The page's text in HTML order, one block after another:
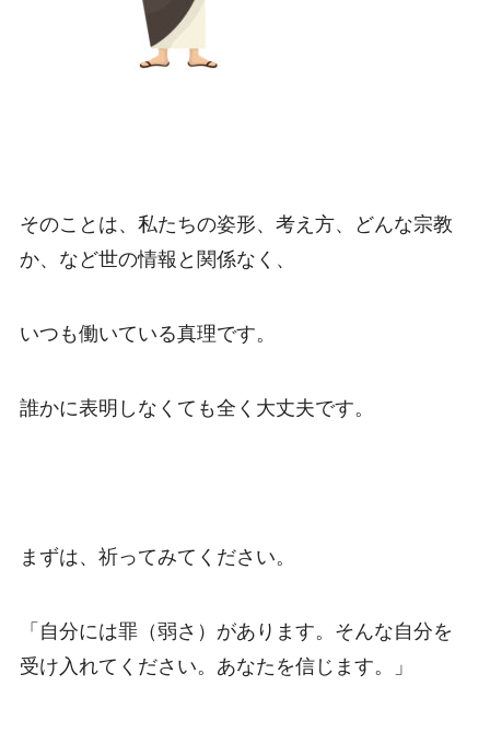
そのことは、私たちの姿形、考え方、どんな宗教
か、など世の情報と関係なく、
いつも働いている真理です。
誰かに表明しなくても全く大丈夫です。
まずは、祈ってみてください。
「自分には罪（弱さ）があります。そんな自分を
受け入れてください。あなたを信じます。」